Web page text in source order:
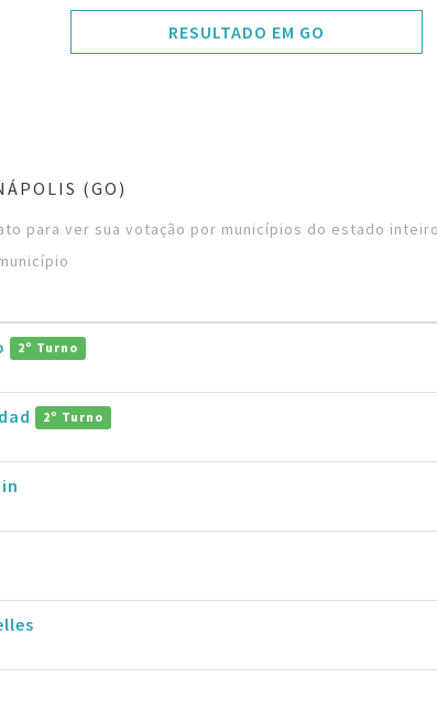
RESULTADO EM GO
(GO)
para ver sua votação por municípios do estado inteiro
2º Turno
2º Turno